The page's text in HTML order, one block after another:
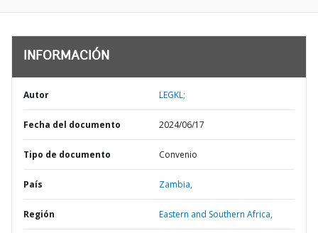
INFORMACIÓN
Autor LEGKL;
Fecha del documento 2024/06/17
Tipo de documento Convenio
País Zambia,
Región Eastern and Southern Africa,